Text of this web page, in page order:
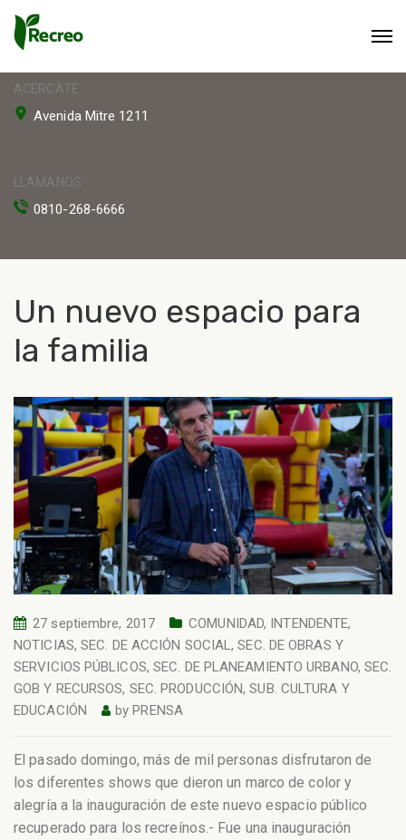
ACERCATE
Avenida Mitre 1211
LLAMANOS
0810-268-6666
Un nuevo espacio para
la familia
27 septiembre, 2017 COMUNIDAD, INTENDENTE,
NOTICIAS,SEC. DE ACCIÓN SOCIAL,SEC. DE OBRAS Y
SERVICIOS PÚBLICOS,SEC. DE PLANEAMIENTO URBANO, SEC.
GOB Y RECURSOS, SEC. PRODUCCIÓN,SUB. CULTURA Y
EDUCACIÓN
byPRENSA
El pasado domingo, más de mil personas disfrutaron de
los diferentes shows que dieron un marco de color y
alegría a la inauguración de este nuevo espacio público
recuperado para los recreínos.- Fue una inauguración